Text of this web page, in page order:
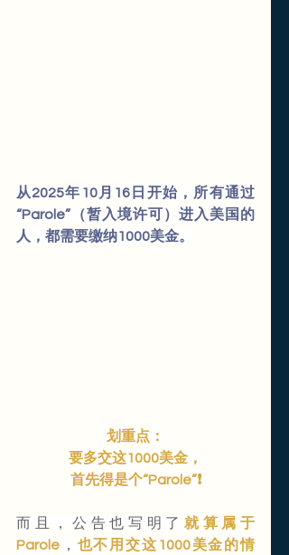
从2025年10月16日开始，所有通过
“Parole”（暂入境许可）进入美国的
人，都需要缴纳1000美金。
划重点：
要多交这1000美金，
首先得是个“Parole”❗️
而且，公告也写明了 就算属于
Parole ， 也不用交这1000美金的情